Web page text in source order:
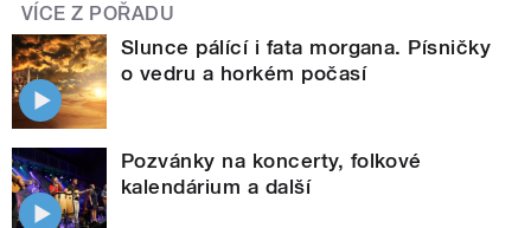
VÍCE Z POŘADU
Slunce pálící i fata morgana. Písničky
o vedru a horkém počasí
Pozvánky na koncerty, folkové
kalendárium a další